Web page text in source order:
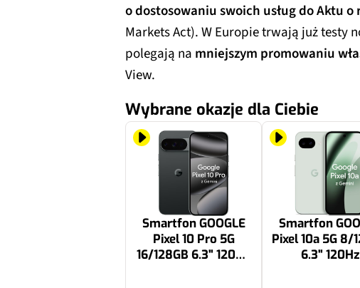
o dostosowaniu swoich usług do Aktu
Markets Act). W Europie trwają już testy
polegają na mniejszym promowaniu
View.
Wybrane okazje dla Ciebie
Smartfon GOOGLE
Pixel 10 Pro 5G
16/128GB 6.3" 120Hz
Smartfon
Pixel 10a 5G 8/
6.3" 120Hz